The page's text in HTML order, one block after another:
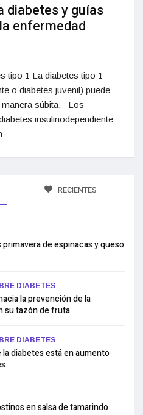
diabetes y guías
enfermedad
tipo 1 La diabetes tipo 1
o diabetes juvenil) puede
manera súbita. Los
insulinodependiente
RECIENTES
de espinacas y queso
DIABETES
la prevención de la
su tazón de fruta
DIABETES
la diabetes está en aumento
en salsa de tamarindo